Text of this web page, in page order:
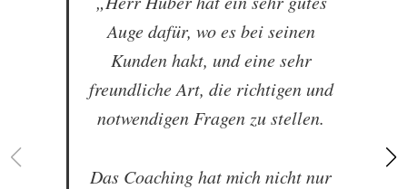
Auge dafür, wo es bei seinen
Kunden hakt, und eine sehr
freundliche Art, die richtigen und
notwendigen Fragen zu stellen.
Das Coaching hat mich nicht nur